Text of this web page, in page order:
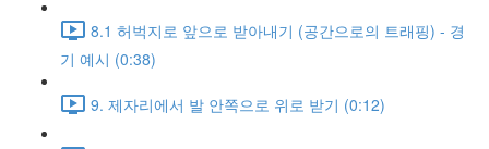
8.1 허벅지로 앞으로 받아내기 (공간으로의 트래핑) - 경
기 예시 (0:38)
9. 제자리에서 발 안쪽으로 위로 받기 (0:12)